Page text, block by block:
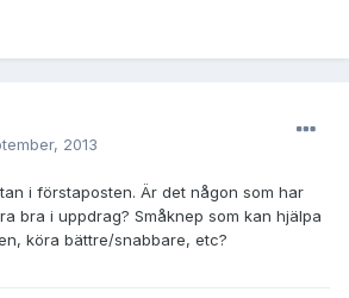
2013
i förstaposten. Är det någon som har
bra i uppdrag? Småknep som kan hjälpa
köra bättre/snabbare, etc?